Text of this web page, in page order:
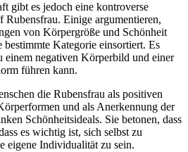
gibt es jedoch eine kontroverse
Einige argumentieren,
von Körpergröße und Schönheit
bestimmte Kategorie einsortiert. Es
einem negativen Körperbild und einer
führen kann.
die Rubensfrau als positiven
und als Anerkennung der
Schönheitsideals. Sie betonen, dass
es wichtig ist, sich selbst zu
eigene Individualität zu sein.